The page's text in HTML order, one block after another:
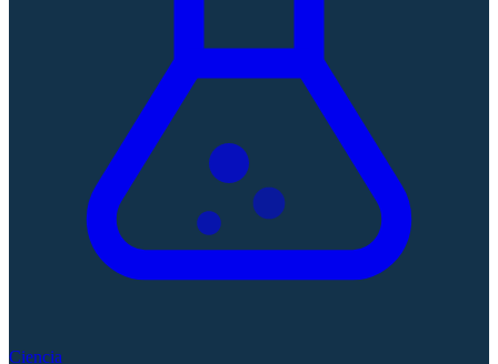
Ciencia